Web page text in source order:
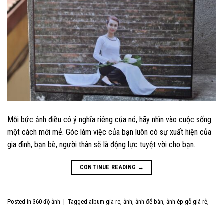
Mỗi bức ảnh điều có ý nghĩa riêng của nó, hãy nhìn vào cuộc sống
một cách mới mẻ. Góc làm việc của bạn luôn có sự xuất hiện của
gia đình, bạn bè, người thân sẽ là động lực tuyệt vời cho bạn.
CONTINUE READING →
Posted in 360 độ ảnh | Tagged album gia re ảnh ảnh để bàn ảnh ép gỗ giá rẻ